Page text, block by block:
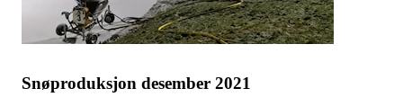
Snøproduksjon desember 2021